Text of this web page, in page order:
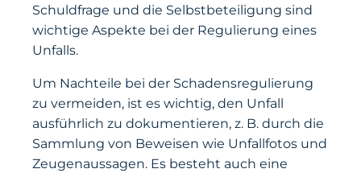
Schuldfrage und die Selbstbeteiligung sind
wichtige Aspekte bei der Regulierung eines
Unfalls.
Um Nachteile bei der Schadensregulierung
zu vermeiden, ist es wichtig, den Unfall
ausführlich zu dokumentieren, z. B. durch die
Sammlung von Beweisen wie Unfallfotos und
Zeugenaussagen. Es besteht auch eine